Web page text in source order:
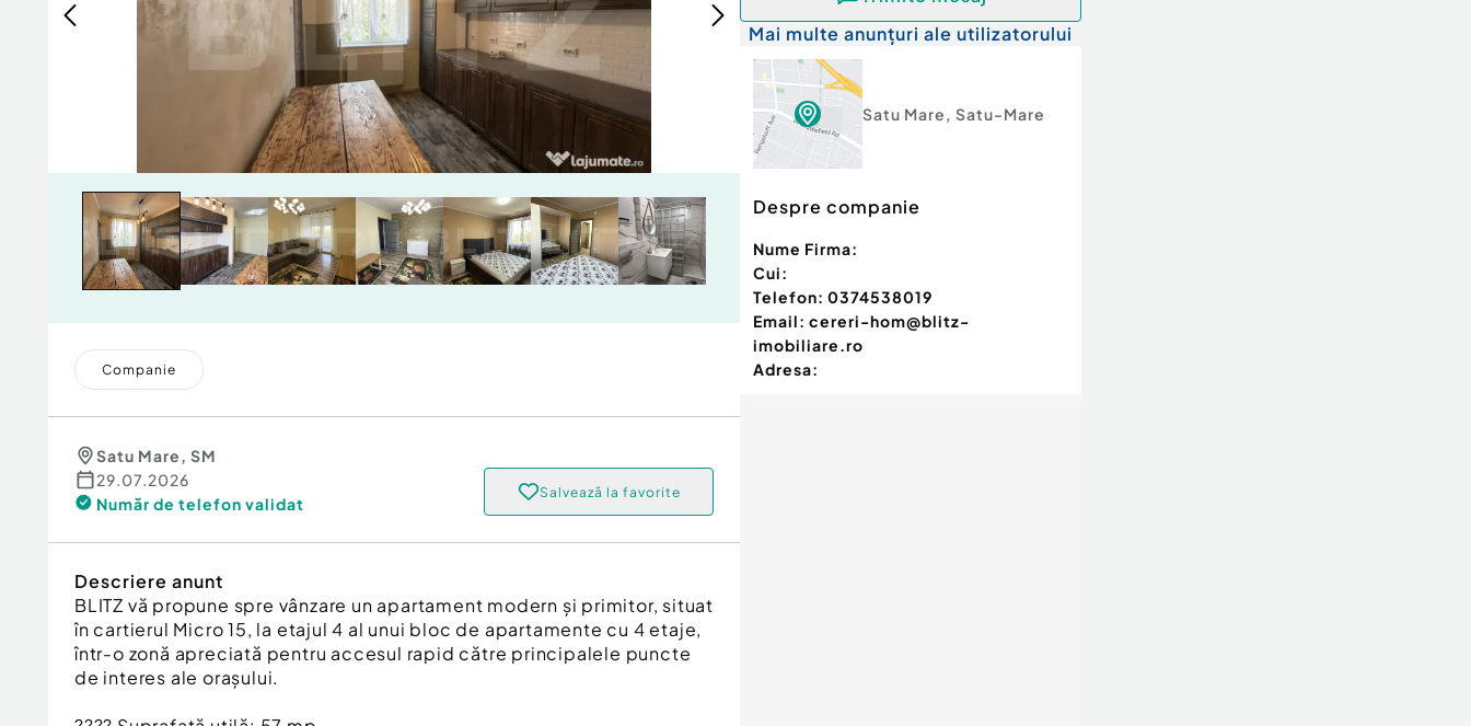
Companie
Satu Mare, SM
29.07.2026
Număr de telefon validat
Salvează la favorite
Descriere anunt
BLITZ vă propune spre vânzare un apartament modern și primitor, situat
în cartierul Micro 15, la etajul 4 al unui bloc de apartamente cu 4 etaje,
într-o zonă apreciată pentru accesul rapid către principalele puncte
de interes ale orașului.
Mai multe anunțuri ale utilizatorului
Satu Mare, Satu-Mare
Despre companie
Nume Firma:
Cui:
Telefon: 0374538019
Email: cereri-hom@blitz-
imobiliare.ro
Adresa: